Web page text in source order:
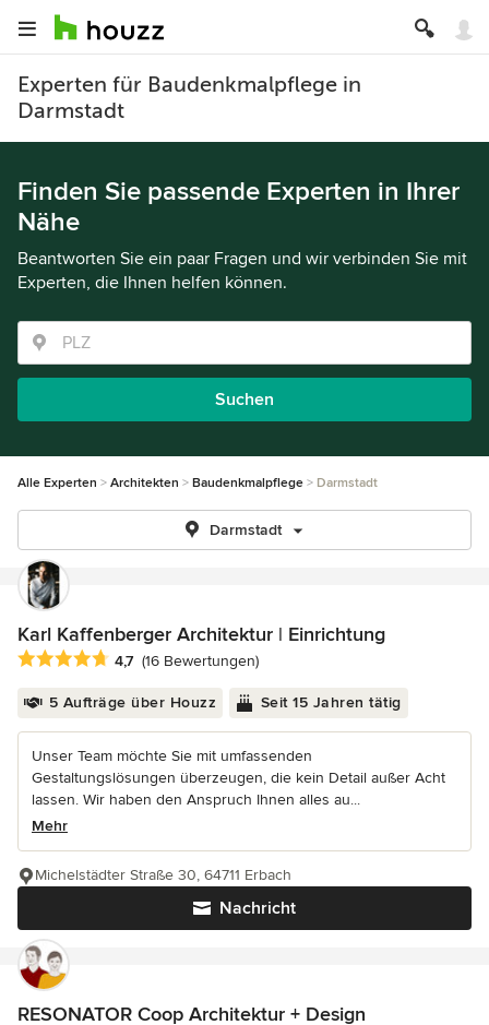
Experten für Baudenkmalpflege in
Darmstadt
Finden Sie passende Experten in Ihrer
Nähe
Beantworten Sie ein paar Fragen und wir verbinden Sie mit
Experten, die Ihnen helfen können.
Suchen
Alle Experten Architekten Baudenkmalpflege Darmstadt
Darmstadt
Karl Kaffenberger Architektur | Einrichtung
Durchschnittliche Bewertung: 4.7 von 5 Sternen
4,7 (16 Bewertungen)
5 Aufträge über Houzz Seit 15 Jahren tätig
Unser Team möchte Sie mit umfassenden
Gestaltungslösungen überzeugen, die kein Detail außer Acht
lassen. Wir haben den Anspruch Ihnen alles au...
Mehr
Nachricht
Michelstädter Straße 30, 64711 Erbach
RESONATOR Coop Architektur + Design